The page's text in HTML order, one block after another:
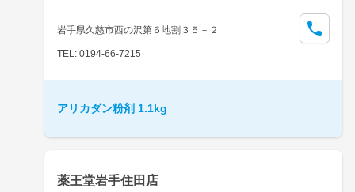
岩手県久慈市西の沢第６地割３５－２
TEL: 0194-66-7215
アリカダン粉剤 1.1kg
薬王堂岩手住田店